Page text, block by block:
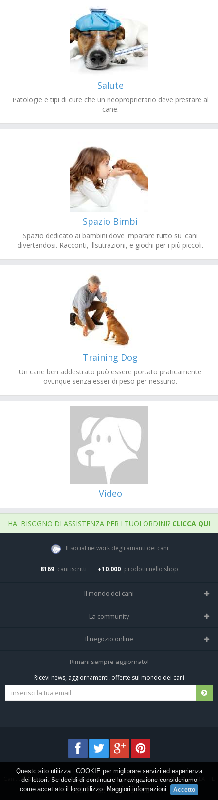
Salute
Patologie e tipi di cure che un neoproprietario deve prestare al
cane.
Spazio Bimbi
Spazio dedicato ai bambini dove imparare tutto sui cani
divertendosi. Racconti, illsutrazioni, e giochi per i più piccoli.
Training Dog
Un cane ben addestrato può essere portato praticamente
ovunque senza esser di peso per nessuno.
Video
HAI BISOGNO DI ASSISTENZA PER I TUOI ORDINI? CLICCA QUI
Il social network degli amanti dei cani
8169 cani iscritti +10.000 prodotti nello shop
Il mondo dei cani
Tutte le razze
La community
Home
Tutti i cani iscritti
Il negozio online
Negozio per cani
Spedizioni e resi
Rimani sempre aggiornato!
Ricevi news, aggiornamenti, offerte sul mondo dei cani
Cani.it © 2013-2026 •Privacy•Frezza Network S.R.L. P.I. 01821400676 REA: TE
155907 - Tutti i diritti riservati
Questo sito utilizza i COOKIE per migliorare servizi ed esperienza
dei lettori. Se decidi di continuare la navigazione consideriamo
come accettato il loro utilizzo. Maggiori informazioni.